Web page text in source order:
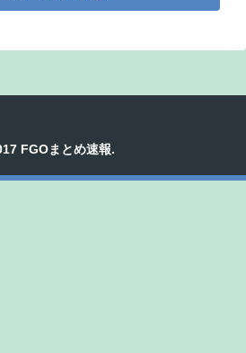
FGOまとめ速報.